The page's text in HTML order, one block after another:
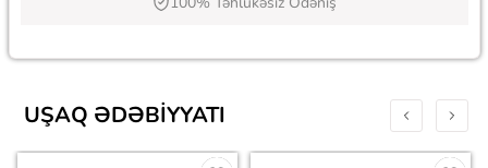
UŞAQ ƏDƏBIYYATI